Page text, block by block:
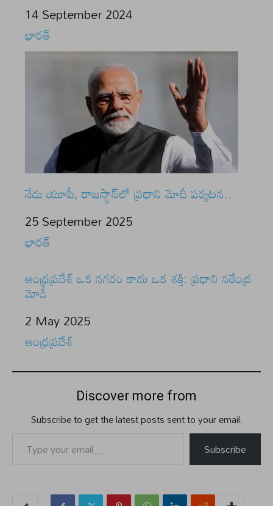
Date
14 September 2024
In relation to
భారత్
నేడు యూపీ, రాజస్థాన్‌లో ప్రధాని మోదీ పర్యటన..
Date
25 September 2025
In relation to
భారత్
ఆంధ్రప్రదేశ్ ఒక నగరం కాదు ఒక శక్తి: ప్రధాని నరేంద్ర
మోడీ
Date
2 May 2025
In relation to
ఆంధ్రప్రదేశ్
Discover more from
Subscribe to get the latest posts sent to your email.
Subscribe